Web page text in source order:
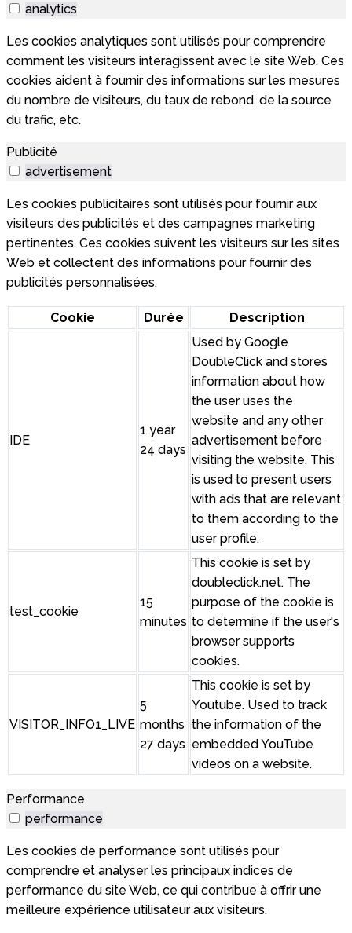
analytics
Les cookies analytiques sont utilisés pour comprendre
comment les visiteurs interagissent avec le site Web. Ces
cookies aident à fournir des informations sur les mesures
du nombre de visiteurs, du taux de rebond, de la source
du trafic, etc.
Publicité
advertisement
Les cookies publicitaires sont utilisés pour fournir aux
visiteurs des publicités et des campagnes marketing
pertinentes. Ces cookies suivent les visiteurs sur les sites
Web et collectent des informations pour fournir des
publicités personnalisées.
Cookie Durée Description
IDE
1 year
24 days
Used by Google
DoubleClick and stores
information about how
the user uses the
website and any other
advertisement before
visiting the website. This
is used to present users
with ads that are relevant
to them according to the
user profile.
test_cookie
15
minutes
This cookie is set by
doubleclick.net. The
purpose of the cookie is
to determine if the user's
browser supports
cookies.
VISITOR_INFO1_LIVE
5
months
27 days
This cookie is set by
Youtube. Used to track
the information of the
embedded YouTube
videos on a website.
Performance
performance
Les cookies de performance sont utilisés pour
comprendre et analyser les principaux indices de
performance du site Web, ce qui contribue à offrir une
meilleure expérience utilisateur aux visiteurs.